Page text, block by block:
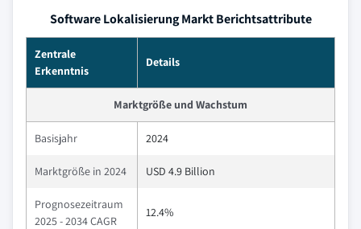
Software Lokalisierung Markt Berichtsattribute
Zentrale
Erkenntnis
Details
Marktgröße und Wachstum
Basisjahr 2024
Marktgröße in 2024 USD 4.9 Billion
Prognosezeitraum
2025 - 2034 CAGR
12.4%